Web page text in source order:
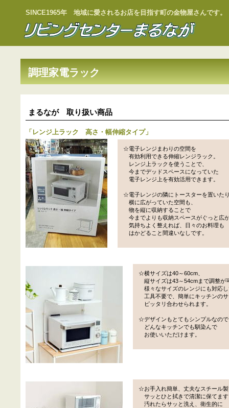
SINCE1965年 地域に愛されるお店を目指す町の金物屋さんです。
調理家電ラック
まるなが 取り扱い商品
「 レンジ上ラック 高さ・幅伸縮タイプ」
☆電子レンジまわりの空間を
有効利用できる伸縮レンジラック。
レンジ上ラックを使うことで、
今までデッドスペースになっていた
電子レンジ上を有効活用できます。
☆電子レンジの隣にトースターを置いた
横に広がっていた空間も、
物を縦に収納することで
今までよりも収納スペースがぐっと広
気持ちよく整えれば、日々のお料理も
はかどること間違いなしです。
☆横サイズは40～60cm、
縦サイズは43～54cmまで調整が
様々なサイズのレンジにも対応
工具不要で、簡単にキッチンの
ピッタリ合わせられます。
☆デザインもとてもシンプルなの
どんなキッチンでも馴染んで
お使いいただけます。
☆お手入れ簡単、丈夫なスチール
サッとひと拭きで清潔に保てま
汚れたらサッと洗え、衛生的に